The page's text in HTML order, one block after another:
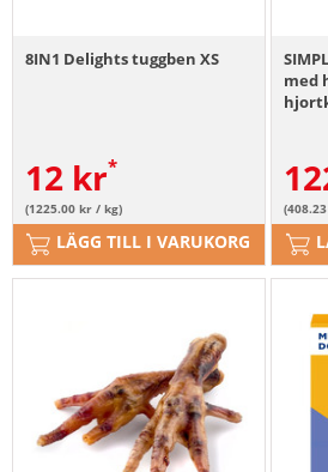
8IN1 Delights tuggben XS
12 kr
(1225.00 kr / kg)
LÄGG TILL I VARUKORG
med